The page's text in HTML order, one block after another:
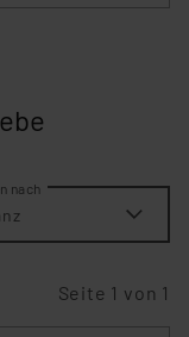
nach
Seite 1 von 1